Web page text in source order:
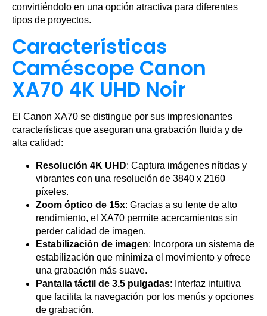
convirtiéndolo en una opción atractiva para diferentes
tipos de proyectos.
Características
Caméscope Canon
XA70 4K UHD Noir
El Canon XA70 se distingue por sus impresionantes
características que aseguran una grabación fluida y de
alta calidad:
Resolución 4K UHD: Captura imágenes nítidas y
vibrantes con una resolución de 3840 x 2160
píxeles.
Zoom óptico de 15x: Gracias a su lente de alto
rendimiento, el XA70 permite acercamientos sin
perder calidad de imagen.
Estabilización de imagen: Incorpora un sistema de
estabilización que minimiza el movimiento y ofrece
una grabación más suave.
Pantalla táctil de 3.5 pulgadas: Interfaz intuitiva
que facilita la navegación por los menús y opciones
de grabación.